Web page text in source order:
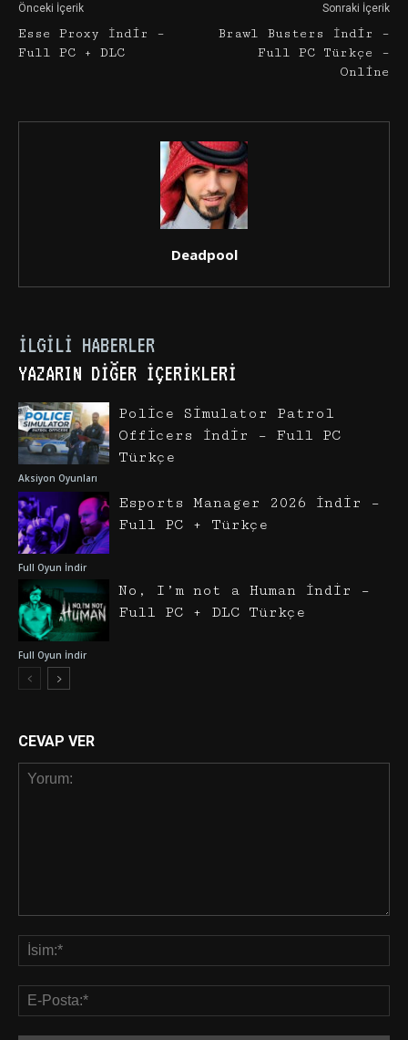
Önceki İçerik
Esse Proxy İndir –
Full PC + DLC
Sonraki İçerik
Brawl Busters İndir –
Full PC Türkçe –
Online
Deadpool
İLGILI HABERLER
YAZARIN DIĞER İÇERIKLERI
Aksiyon Oyunları
Police Simulator Patrol
Officers İndir – Full PC
Türkçe
Full Oyun İndir
Esports Manager 2026 İndir –
Full PC + Türkçe
Full Oyun İndir
No, I’m not a Human İndir –
Full PC + DLC Türkçe
CEVAP VER